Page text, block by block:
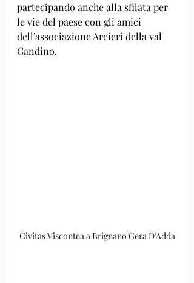
partecipando anche alla sfilata per
le vie del paese con gli amici
dell’associazione Arcieri della val
Gandino.
Civitas Viscontea a Brignano Gera D'Adda